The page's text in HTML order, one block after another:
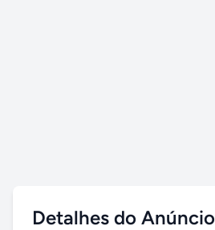
Detalhes do Anúncio